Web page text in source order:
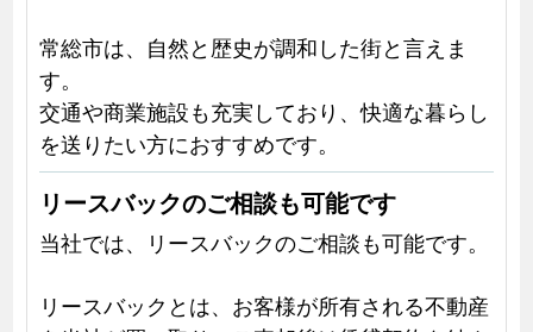
常総市は、自然と歴史が調和した街と言えま
す。
交通や商業施設も充実しており、快適な暮らし
を送りたい方におすすめです。
リースバックのご相談も可能です
当社では、リースバックのご相談も可能です。
リースバックとは、お客様が所有される不動産